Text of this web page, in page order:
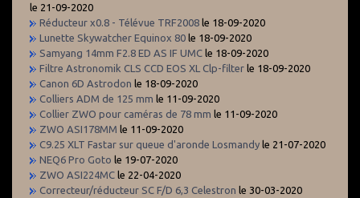
le 21-09-2020
Réducteur x0.8 - Télévue TRF2008 le 18-09-2020
Lunette Skywatcher Equinox 80 le 18-09-2020
Samyang 14mm F2.8 ED AS IF UMC le 18-09-2020
Filtre Astronomik CLS CCD EOS XL Clp-filter le 18-09-2020
Canon 6D Astrodon le 18-09-2020
Colliers ADM de 125 mm le 11-09-2020
Collier ZWO pour caméras de 78 mm le 11-09-2020
ZWO ASI178MM le 11-09-2020
C9.25 XLT Fastar sur queue d'aronde Losmandy le 21-07-2020
NEQ6 Pro Goto le 19-07-2020
ZWO ASI224MC le 22-04-2020
Correcteur/réducteur SC F/D 6,3 Celestron le 30-03-2020